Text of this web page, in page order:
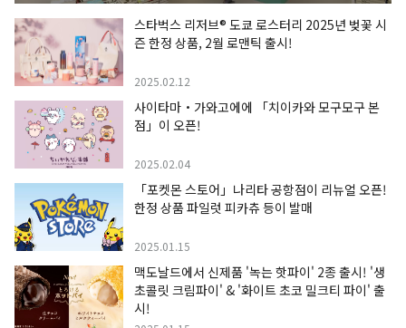
스타벅스 리저브® 도쿄 로스터리 2025년 벚꽃 시
즌 한정 상품, 2월 로맨틱 출시!
2025.02.12
사이타마・가와고에에 「치이카와 모구모구 본
점」이 오픈!
2025.02.04
「포켓몬 스토어」나리타 공항점이 리뉴얼 오픈!
한정 상품 파일럿 피카츄 등이 발매
2025.01.15
맥도날드에서 신제품 '녹는 핫파이' 2종 출시! '생
초콜릿 크림파이' & '화이트 초코 밀크티 파이' 출
시!